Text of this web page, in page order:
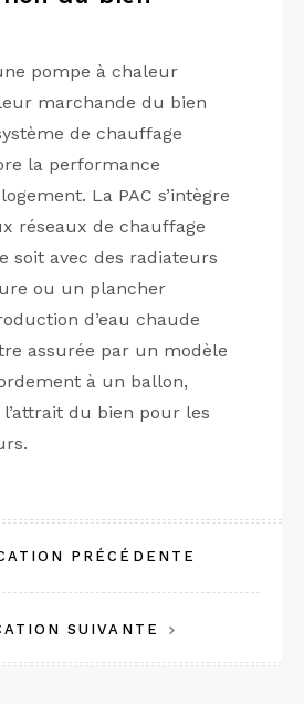
pompe à chaleur
marchande du bien
de chauffage
la performance
La PAC s’intègre
réseaux de chauffage
soit avec des radiateurs
ou un plancher
d’eau chaude
assurée par un modèle
à un ballon,
du bien pour les
PRÉCÉDENTE
SUIVANTE